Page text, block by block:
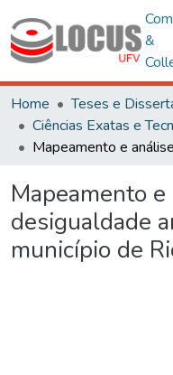
&
Home
Teses e
Mapeamento
desigualdade
município de